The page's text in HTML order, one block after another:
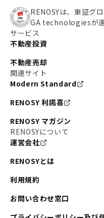
RENOSYは、東証グ
GA technologiesが運
サービス
不動産投資
不動産売却
関連サイト
Modern Standard
RENOSY 利諾喜
RENOSY マガジン
RENOSYについて
運営会社
RENOSYとは
利用規約
お問い合わせ窓口